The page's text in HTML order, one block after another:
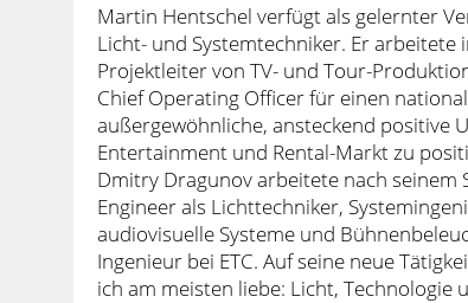
Martin Hentschel verfügt als gelernter
Licht- und Systemtechniker. Er
Projektleiter von TV- und Tour-
Chief Operating Officer für einen
außergewöhnliche, ansteckend positive
Entertainment und Rental-Markt zu
Dmitry Dragunov arbeitete nach
Engineer als Lichttechniker,
audiovisuelle Systeme und
Ingenieur bei ETC. Auf seine neue
ich am meisten liebe: Licht, Technologie